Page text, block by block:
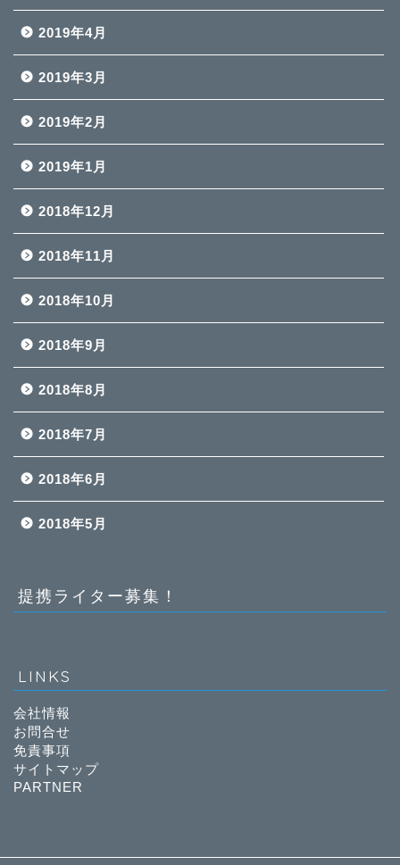
2019年4月
2019年3月
2019年2月
2019年1月
2018年12月
2018年11月
2018年10月
2018年9月
2018年8月
2018年7月
2018年6月
2018年5月
提携ライター募集！
LINKS
会社情報
お問合せ
免責事項
サイトマップ
PARTNER